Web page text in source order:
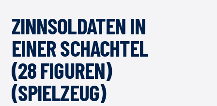
ZINNSOLDATEN IN
EINER SCHACHTEL
(28 FIGUREN)
(SPIELZEUG)